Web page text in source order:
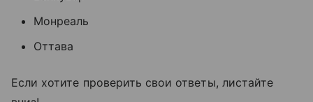
Монреаль
Оттава
Если хотите проверить свои ответы, листайте